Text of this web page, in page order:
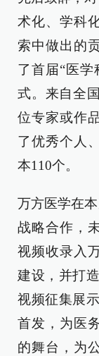
术化、学科
索中做出的
了首届“医
式。来自全
位专家或作
了优秀个人
本110个。
万方医学在
战略合作，
视频收录入
建设，并打
视频征集展
首发，为医
的舞台，为